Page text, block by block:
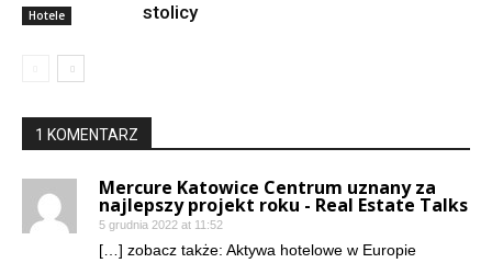
Hotele
stolicy
1 KOMENTARZ
Mercure Katowice Centrum uznany za
najlepszy projekt roku - Real Estate Talks
5 grudnia 2022 at 11:52
[…] zobacz także: Aktywa hotelowe w Europie